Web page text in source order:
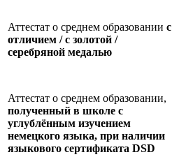
Аттестат о среднем образовании с
отличием / с золотой /
серебряной медалью
Аттестат о среднем образовании,
полученный в школе с
углублённым изучением
немецкого языка, при наличии
языкового сертификата DSD